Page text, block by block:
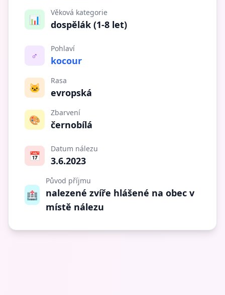
📊
Věková kategorie
dospělák (1-8 let)
♂️
Pohlaví
kocour
🐱
Rasa
evropská
🎨
Zbarvení
černobílá
📅
Datum nálezu
3.6.2023
🏥
Původ příjmu
nalezené zvíře hlášené na obec v
místě nálezu